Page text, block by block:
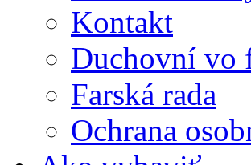
Kontakt
Duchovní vo
Farská rada
Ochrana